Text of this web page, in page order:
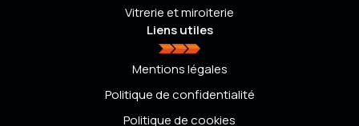
Vitrerie et miroiterie
Liens utiles
Mentions légales
Politique de confidentialité
Politique de cookies